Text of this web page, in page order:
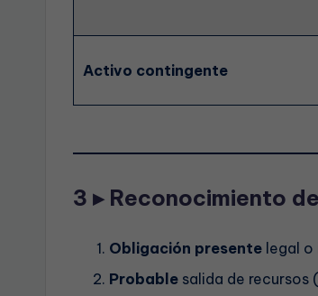
Activo contingente
3 ▸ Reconocimiento
Obligación presente legal o
Probable salida de recursos